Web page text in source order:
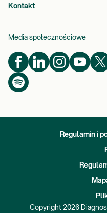
Kontakt
Media społecznościowe
Regulamin i
Copyright 2026